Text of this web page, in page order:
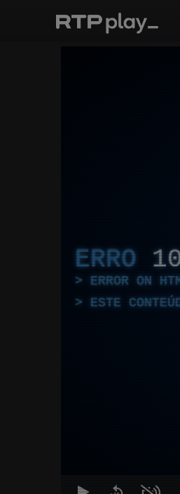
ERRO
ERROR ON
ESTE